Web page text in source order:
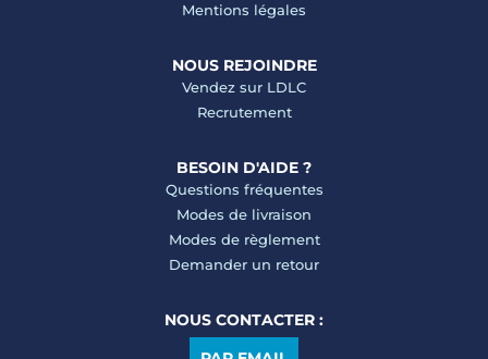
Mentions légales
NOUS REJOINDRE
Vendez sur LDLC
Recrutement
BESOIN D'AIDE ?
Questions fréquentes
Modes de livraison
Modes de règlement
Demander un retour
NOUS CONTACTER :